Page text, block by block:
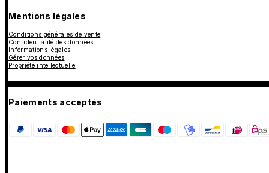
Mentions légales
Conditions générales de vente
Confidentialité des données
Informations légales
Gérer vos données
Propriété intellectuelle
Paiements acceptés